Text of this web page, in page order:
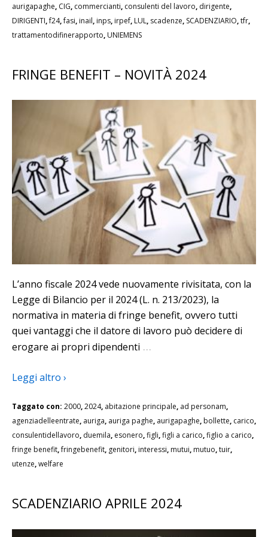
aurigapaghe, CIG, commercianti, consulenti del lavoro, dirigente,
DIRIGENTI,f24,fasi, inail, inps, irpef, LUL, scadenze, SCADENZIARIO,tfr,
trattamentodifinerapporto, UNIEMENS
FRINGE BENEFIT – NOVITÀ 2024
L’anno fiscale 2024 vede nuovamente rivisitata, con la
Legge di Bilancio per il 2024 (L. n. 213/2023), la
normativa in materia di fringe benefit, ovvero tutti
quei vantaggi che il datore di lavoro può decidere di
erogare ai propri dipendenti …
Leggi altro ›
Taggato con: 2000,2024, abitazione principale, ad personam,
agenziadelleentrate, auriga, auriga paghe, aurigapaghe, bollette, carico,
consulentidellavoro, duemila, esonero,figli,figli a carico,figlio a carico,
fringe benefit,fringebenefit, genitori, interessi, mutui, mutuo,tuir,
utenze,welfare
SCADENZIARIO APRILE 2024